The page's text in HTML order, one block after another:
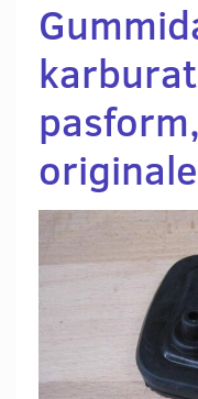
originale